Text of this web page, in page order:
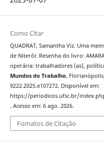
Como Citar
QUADRAT, Samantha Viz. Uma
de Niterói: Resenha do livro:
operária: trabalhadores (as),
Mundos do Trabalho,
9222.2025.e107272. Disponível em:
https://periodicos.ufsc.br/
. Acesso em: 6 ago. 2026.
Fomatos de Citação